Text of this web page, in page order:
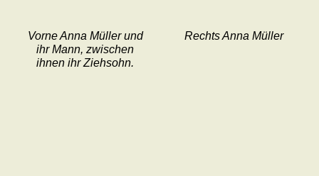
Vorne Anna Müller und
ihr Mann, zwischen
ihnen ihr Ziehsohn.
Rechts Anna Müller